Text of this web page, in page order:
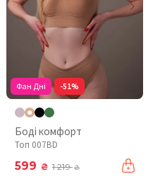
Фан Дні -51%
Боді комфорт
Топ 007BD
599 ₴ 1 219₴